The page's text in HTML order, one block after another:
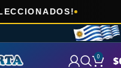
0 $